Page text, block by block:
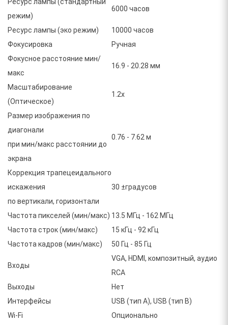
режим)
6000 часов
Ресурс лампы (эко режим)
10000 часов
Фокусировка
Ручная
Фокусное расстояние мин/
макс
16.9 - 20.28 мм
Масштабирование
(Оптическое)
1.2x
Размер изображения по
диагонали
при мин/макс расстоянии до
экрана
0.76 - 7.62 м
Коррекция трапецеидального
искажения
по вертикали, горизонтали
30 ±градусов
Частота пикселей (мин/макс) 13.5 МГц - 162 МГц
Частота строк (мин/макс)
15 кГц - 92 кГц
Частота кадров (мин/макс)
50 Гц - 85 Гц
Входы
VGA, HDMI, композитный, аудио
RCA
Выходы
Нет
Интерфейсы
USB (тип A), USB (тип B)
Wi-Fi
Опционально